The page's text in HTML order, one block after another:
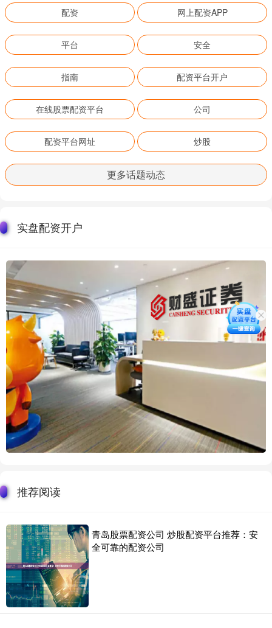
配资 网上配资APP
平台 安全
指南 配资平台开户
在线股票配资平台 公司
配资平台网址 炒股
更多话题动态
实盘配资开户
推荐阅读
青岛股票配资公司 炒股配资平台推荐：安
全可靠的配资公司